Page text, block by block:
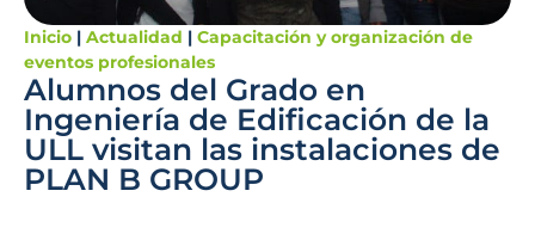
Inicio | Actualidad | Capacitación y organización de
eventos profesionales
Alumnos del Grado en
Ingeniería de Edificación de la
ULL visitan las instalaciones de
PLAN B GROUP